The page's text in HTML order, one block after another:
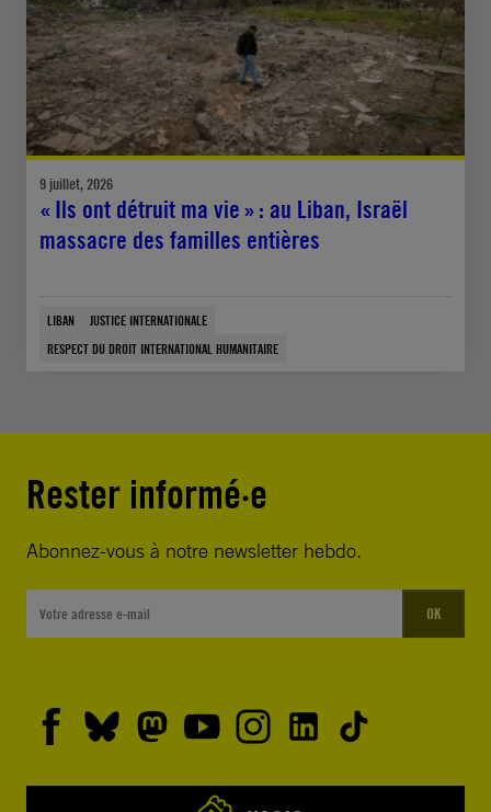
9 juillet, 2026
« Ils ont détruit ma vie » : au Liban, Israël
massacre des familles entières
LIBAN
JUSTICE INTERNATIONALE
RESPECT DU DROIT INTERNATIONAL HUMANITAIRE
Rester informé·e
Abonnez-vous à notre newsletter hebdo.
OK